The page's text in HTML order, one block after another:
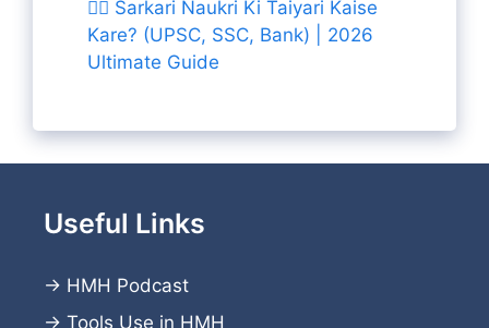
👨‍✈️ Sarkari Naukri Ki Taiyari Kaise
Kare? (UPSC, SSC, Bank) | 2026
Ultimate Guide
Useful Links
→ HMH Podcast
→ Tools Use in HMH